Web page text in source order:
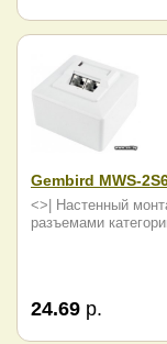
Gembird MWS-
<>| Настенный
разъемами
24.69 р.